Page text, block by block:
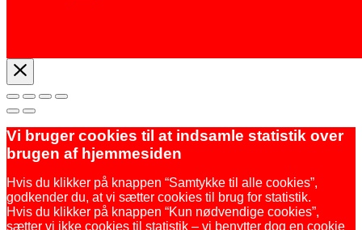
Vi bruger cookies til at indsamle statistik over
brugen af hjemmesiden
Hvis du klikker på knappen “Samtykke til alle cookies”,
godkender du, at vi sætter cookies til brug for statistik.
Hvis du klikker på knappen “Kun nødvendige cookies”,
sætter vi ikke cookies til statistik – vi benytter dog en cookie